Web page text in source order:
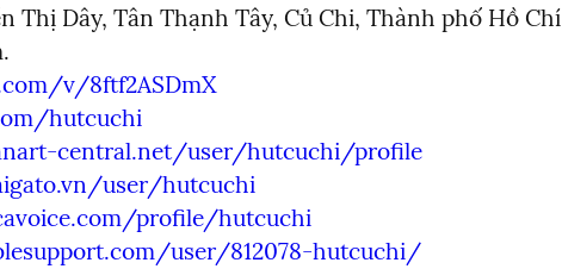
Thị Dây, Tân Thạnh Tây, Củ Chi, Thành phố Hồ Chí
v/8ftf2ASDmX
hutcuchi
central.net/user/hutcuchi/profile
user/hutcuchi
profile/hutcuchi
user/812078-hutcuchi/